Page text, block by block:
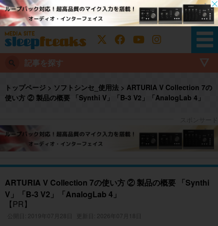
記事を探す
トップページ > ソフトシンセ_使用法 > ARTURIA V Collection 7の
使い方 ② 製品の概要 「Synthi V」「B-3 V2」「AnalogLab 4」
ARTURIA V Collection 7の使い方 ② 製品の概要 「Synthi
V」「B-3 V2」「AnalogLab 4」
【PR】
公開日: 2019年07月28日 更新日: 2026年07月18日